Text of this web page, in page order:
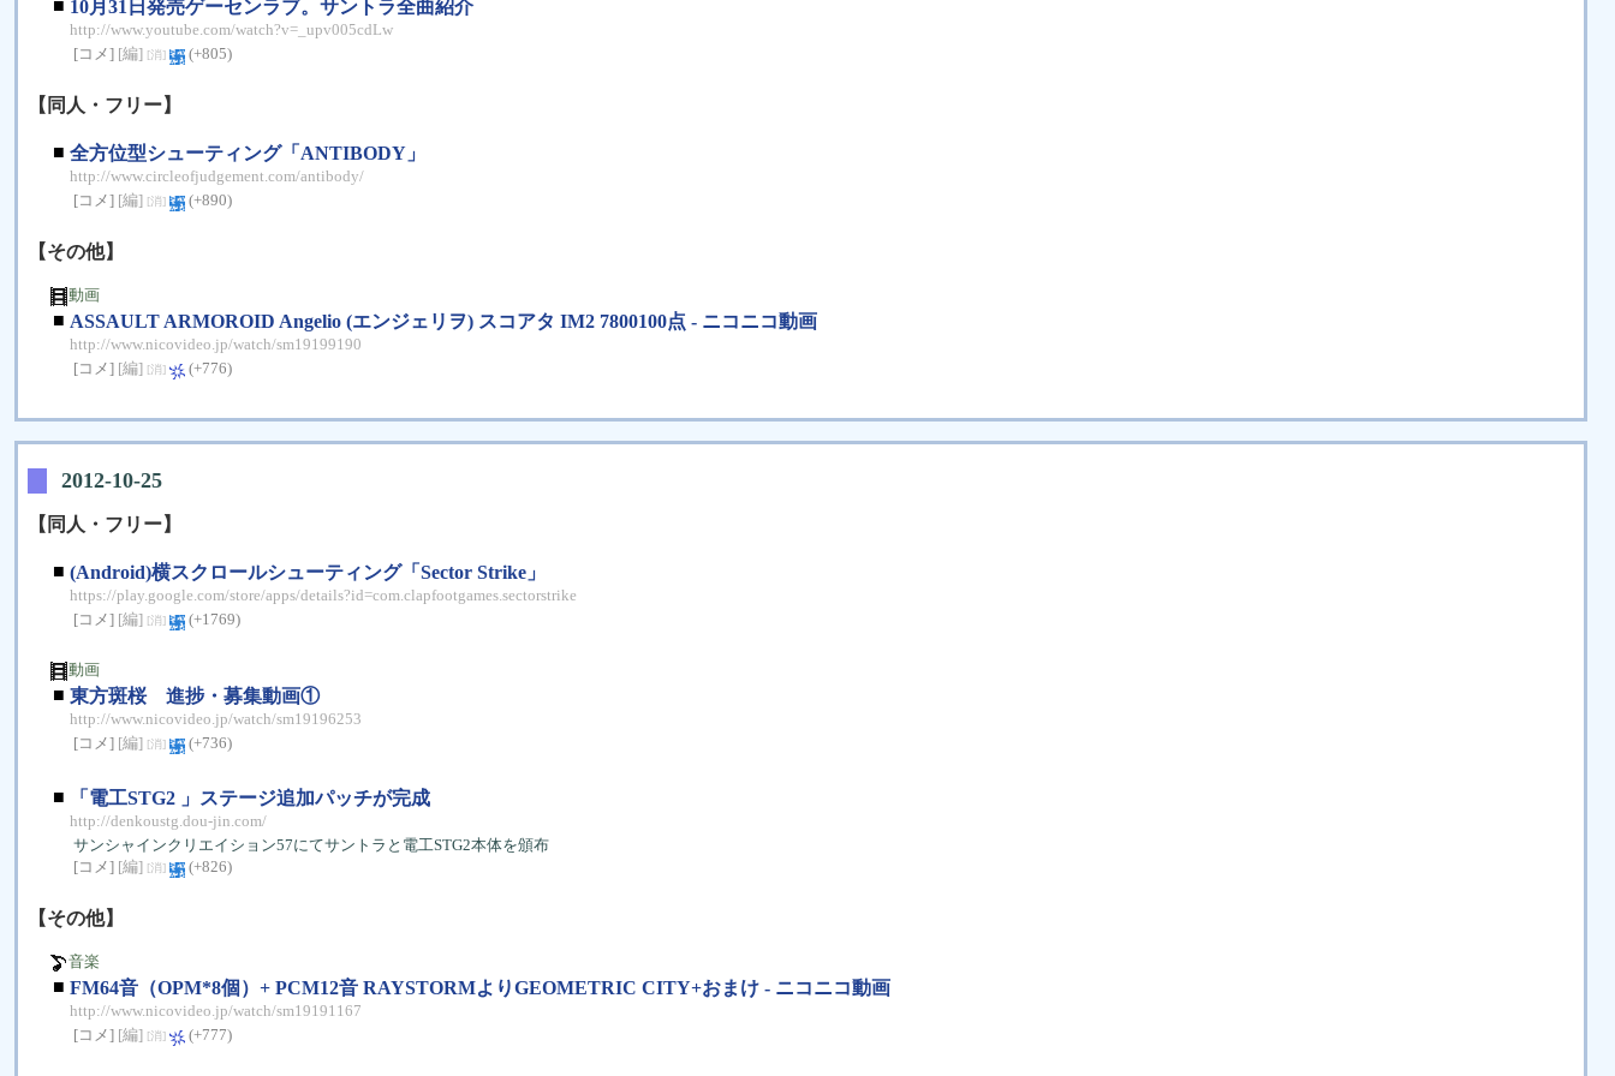
■ 10月31日発売ゲーセンラブ。サントラ全曲紹介
http://www.youtube.com/watch?v=_upv005cdLw
[コメ] [編] [消] (+805)
【同人・フリー】
■ 全方位型シューティング「ANTIBODY」
http://www.circleofjudgement.com/antibody/
[コメ] [編] [消] (+890)
【その他】
動画
■ ASSAULT ARMOROID Angelio (エンジェリヲ) スコアタ IM2 7800100点 - ニコニコ動画
http://www.nicovideo.jp/watch/sm19199190
[コメ] [編] [消] (+776)
2012-10-25
【同人・フリー】
■ (Android)横スクロールシューティング「Sector Strike」
https://play.google.com/store/apps/details?id=com.clapfootgames.sectorstrike
[コメ] [編] [消] (+1769)
動画
■ 東方斑桜 進捗・募集動画①
http://www.nicovideo.jp/watch/sm19196253
[コメ] [編] [消] (+736)
■ 「電工STG2 」ステージ追加パッチが完成
http://denkoustg.dou-jin.com/
サンシャインクリエイション57にてサントラと電工STG2本体を頒布
[コメ] [編] [消] (+826)
【その他】
音楽
■ FM64音（OPM*8個）+ PCM12音 RAYSTORMよりGEOMETRIC CITY+おまけ - ニコニコ動画
http://www.nicovideo.jp/watch/sm19191167
[コメ] [編] [消] (+777)